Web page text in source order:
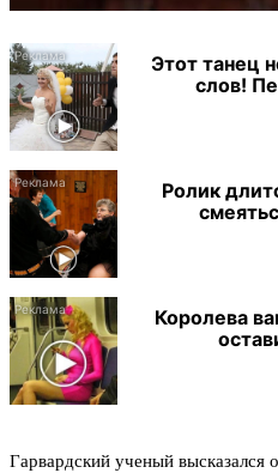
Этот танец
слов!
Ролик
Королева
Гарвардский ученый высказался